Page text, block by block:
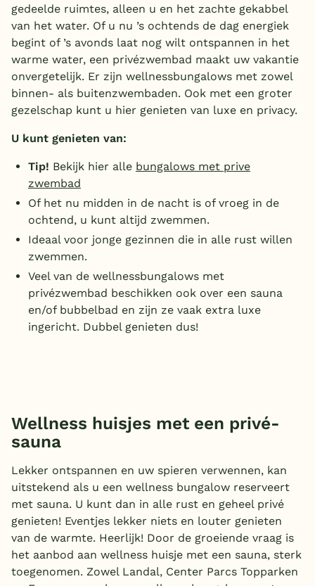
gedeelde ruimtes, alleen u en het zachte gekabbel
van het water. Of u nu ’s ochtends de dag energiek
begint of ’s avonds laat nog wilt ontspannen in het
warme water, een privézwembad maakt uw vakantie
onvergetelijk. Er zijn wellnessbungalows met zowel
binnen- als buitenzwembaden. Ook met een groter
gezelschap kunt u hier genieten van luxe en privacy.
U kunt genieten van:
Tip! Bekijk hier alle bungalows met prive
zwembad
Of het nu midden in de nacht is of vroeg in de
ochtend, u kunt altijd zwemmen.
Ideaal voor jonge gezinnen die in alle rust willen
zwemmen.
Veel van de wellnessbungalows met
privézwembad beschikken ook over een sauna
en/of bubbelbad en zijn ze vaak extra luxe
ingericht. Dubbel genieten dus!
Wellness huisjes met een privé-
sauna
Lekker ontspannen en uw spieren verwennen, kan
uitstekend als u een wellness bungalow reserveert
met sauna. U kunt dan in alle rust en geheel privé
genieten! Eventjes lekker niets en louter genieten
van de warmte. Heerlijk! Door de groeiende vraag is
het aanbod aan wellness huisje met een sauna, sterk
toegenomen. Zowel Landal, Center Parcs Topparken